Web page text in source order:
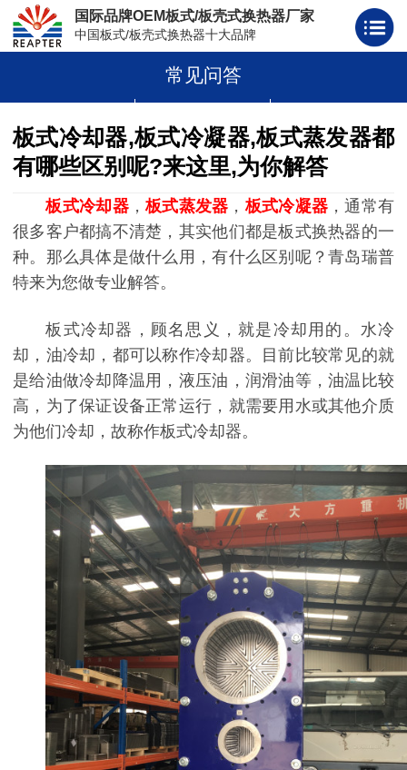
国际品牌OEM板式/板壳式换热器厂家
中国板式/板壳式换热器十大品牌
板壳式换热器
常见问答
板式冷却器,板式冷凝器,板式蒸发器都
有哪些区别呢?来这里,为你解答
板式冷却器，板式蒸发器 ，板式冷凝器 ，通常有
很多客户都搞不清楚，其实他们都是板式换热器的一
种。那么具体是做什么用，有什么区别呢？青岛瑞普
特来为您做专业解答。
板式冷却器，顾名思义，就是冷却用的。水冷
却，油冷却，都可以称作冷却器。目前比较常见的就
是给油做冷却降温用，液压油，润滑油等，油温比较
高，为了保证设备正常运行，就需要用水或其他介质
为他们冷却，故称作板式冷却器。